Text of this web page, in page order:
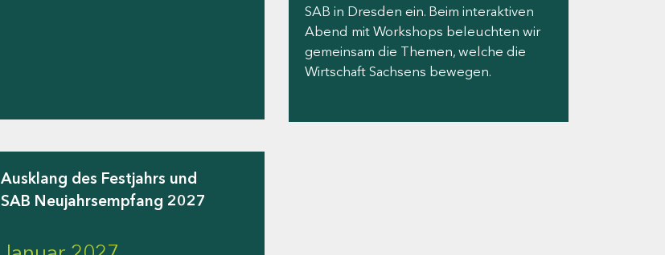
SAB in Dresden ein. Beim interaktiven
Abend mit Workshops beleuchten wir
gemeinsam die Themen, welche die
Wirtschaft Sachsens bewegen.
Ausklang des Festjahrs und
SAB Neujahrsempfang 2027